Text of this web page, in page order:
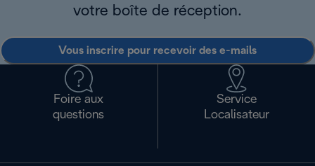
votre boîte de réception.
Vous inscrire pour recevoir des e-mails
Foire aux
questions
Service
Localisateur